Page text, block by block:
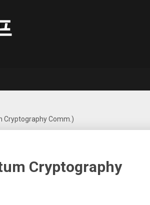
Cryptography Comm.)
Cryptography